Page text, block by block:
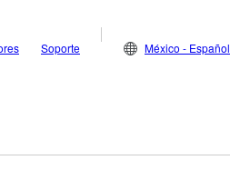
Soporte México - Español